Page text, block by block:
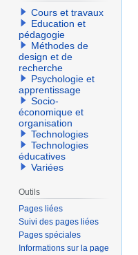
Cours et travaux
Education et
pédagogie
Méthodes de
design et de
recherche
Psychologie et
apprentissage
Socio-
économique et
organisation
Technologies
Technologies
éducatives
Variées
Outils
Pages liées
Suivi des pages liées
Pages spéciales
Informations sur la page